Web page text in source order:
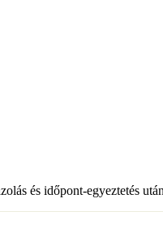
és időpont-egyeztetés